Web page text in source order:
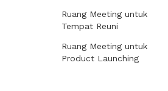
Ruang Meeting untuk
Tempat Reuni
Ruang Meeting untuk
Product Launching